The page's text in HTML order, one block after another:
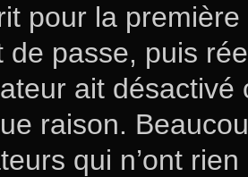
pour la
de passe, puis
ait
raison.
qui n’ont